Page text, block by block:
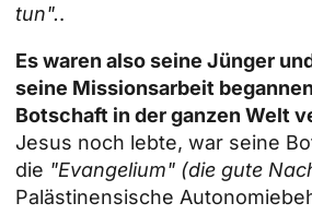
tun"..
Es waren also seine Jünger
seine Missionsarbeit
Botschaft in der ganzen Welt
Jesus noch lebte, war seine
die "Evangelium" (die gute
Palästinensische